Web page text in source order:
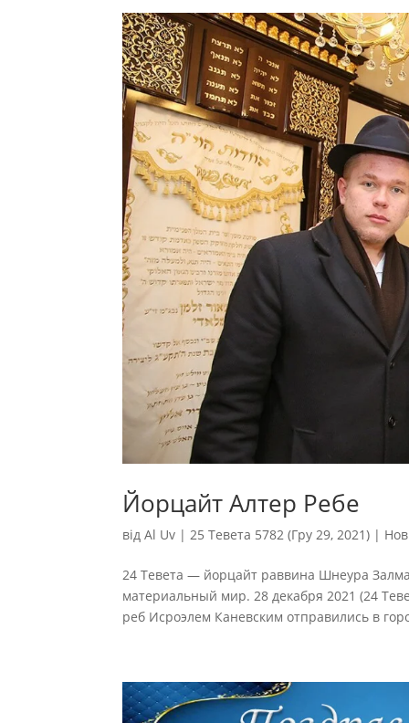
Йорцайт Алтер Ребе
відAl Uv |25 Тевета 5782 (Гру 29, 2021) |
24 Тевета — йорцайт раввина Шнеура
материальный мир. 28 декабря 2021 (24
реб Исроэлем Каневским отправились в